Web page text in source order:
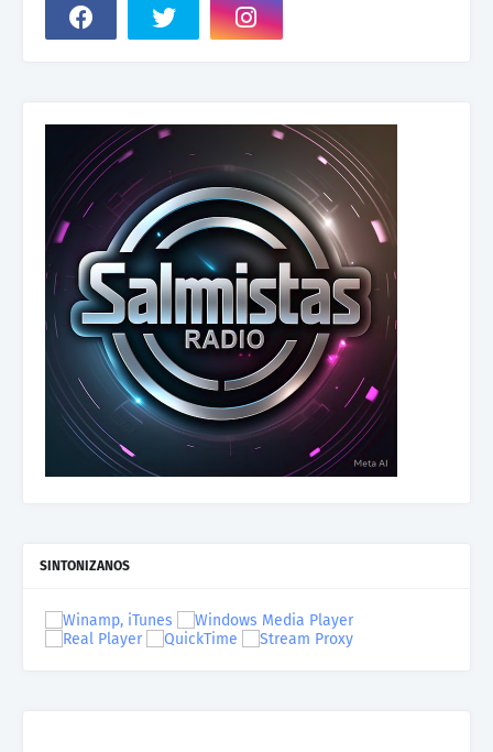
SINTONIZANOS